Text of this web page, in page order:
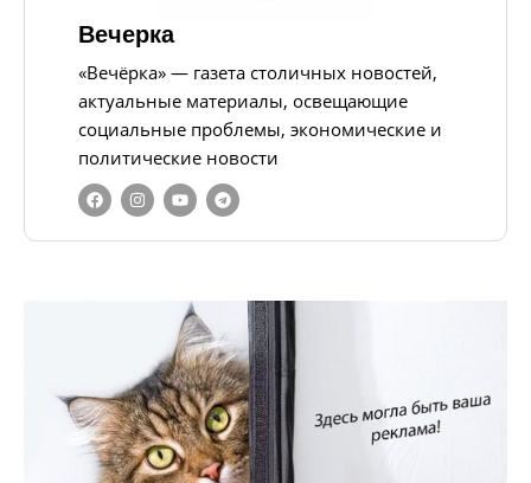
Вечерка
«Вечёрка» — газета столичных новостей,
актуальные материалы, освещающие
социальные проблемы, экономические и
политические новости